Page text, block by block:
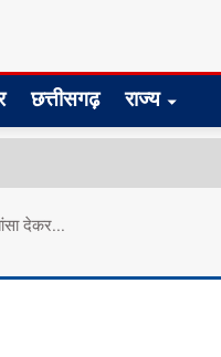
छत्तीसगढ़ राज्य
देकर...